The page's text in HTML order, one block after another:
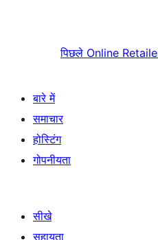
पिछले Online
बारे में
समाचार
होस्टिंग
गोपनीयता
सीखे
सहायता